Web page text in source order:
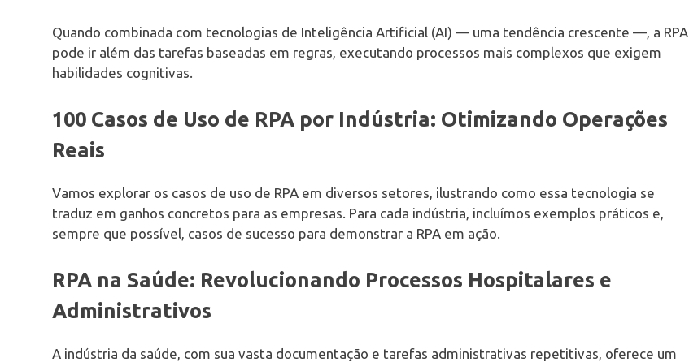
Quando combinada com tecnologias de Inteligência Artificial (AI) — uma tendência crescente —, a RPA
pode ir além das tarefas baseadas em regras, executando processos mais complexos que exigem
habilidades cognitivas.
100 Casos de Uso de RPA por Indústria: Otimizando Operações
Reais
Vamos explorar os casos de uso de RPA em diversos setores, ilustrando como essa tecnologia se
traduz em ganhos concretos para as empresas. Para cada indústria, incluímos exemplos práticos e,
sempre que possível, casos de sucesso para demonstrar a RPA em ação.
RPA na Saúde: Revolucionando Processos Hospitalares e
Administrativos
A indústria da saúde, com sua vasta documentação e tarefas administrativas repetitivas, oferece um